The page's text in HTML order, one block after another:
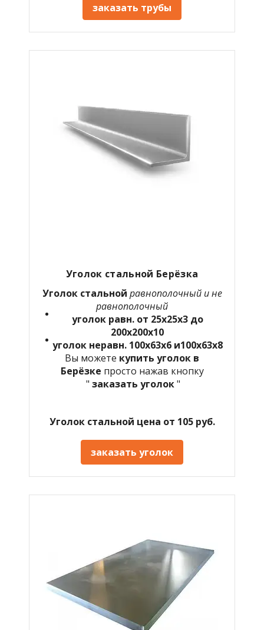
заказать трубы
Уголок стальной Берёзка
Уголок стальной равнополочный и не
равнополочный
уголок равн. от 25х25х3 до
200х200х10
уголок неравн. 100х63х6 и100х63х8
Вы можете купить уголок в
Берёзке просто нажав кнопку
" заказать уголок"
Уголок стальной цена от 105 руб.
заказать уголок